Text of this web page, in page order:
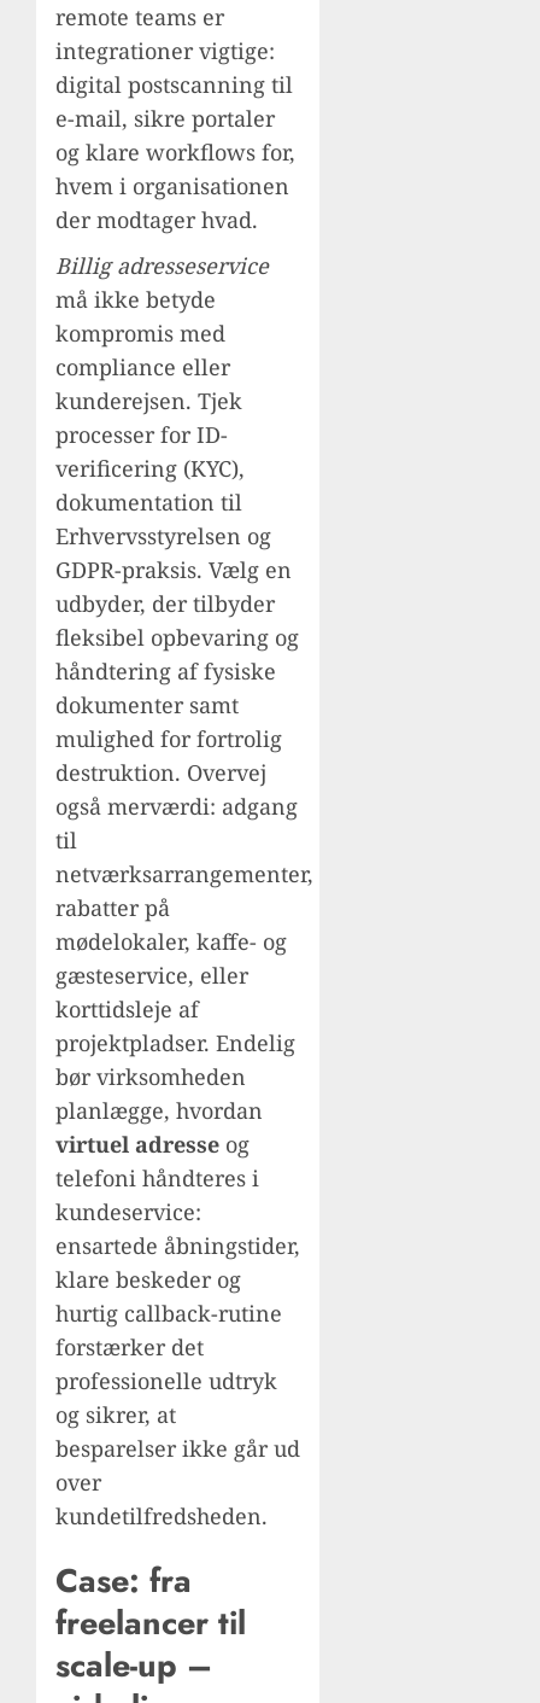
remote teams er
integrationer vigtige:
digital postscanning til
e-mail, sikre portaler
og klare workflows for,
hvem i organisationen
der modtager hvad.
Billig adresseservice
må ikke betyde
kompromis med
compliance eller
kunderejsen. Tjek
processer for ID-
verificering (KYC),
dokumentation til
Erhvervsstyrelsen og
GDPR-praksis. Vælg en
udbyder, der tilbyder
fleksibel opbevaring og
håndtering af fysiske
dokumenter samt
mulighed for fortrolig
destruktion. Overvej
også merværdi: adgang
til
netværksarrangementer,
rabatter på
mødelokaler, kaffe- og
gæsteservice, eller
korttidsleje af
projektpladser. Endelig
bør virksomheden
planlægge, hvordan
virtuel adresse og
telefoni håndteres i
kundeservice:
ensartede åbningstider,
klare beskeder og
hurtig callback-rutine
forstærker det
professionelle udtryk
og sikrer, at
besparelser ikke går ud
over
kundetilfredsheden.
Case: fra
freelancer til
scale-up –